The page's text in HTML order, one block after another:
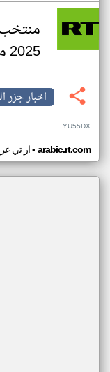
2025 من دور المجموعات
اخبار جزر
YU55DX
ار تي• arabic.rt.com